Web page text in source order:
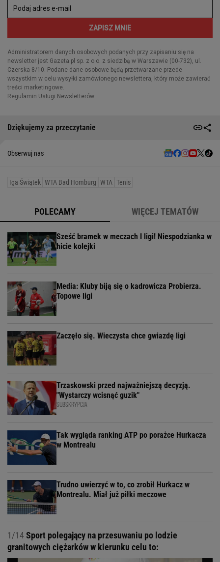
Dziękujemy za przeczytanie
Obserwuj nas
Iga Świątek WTA Bad Homburg WTA Tenis
POLECAMY WIĘCEJ TEMATÓW
Sześć bramek w meczach I ligi! Niespodzianka w
hicie kolejki
Media: Kluby biją się o kadrowicza Probierza.
Topowe ligi
Zaczęło się. Wieczysta chce gwiazdę ligi
Trzaskowski przed najważniejszą decyzją.
"Wystarczy wcisnąć guzik"
SUBSKRYPCJA
Tak wygląda ranking ATP po porażce Hurkacza
w Montrealu
Trudno uwierzyć w to, co zrobił Hurkacz w
Montrealu. Miał już piłki meczowe
1/14Sport polegający na przesuwaniu po lodzie
granitowych ciężarków w kierunku celu to: